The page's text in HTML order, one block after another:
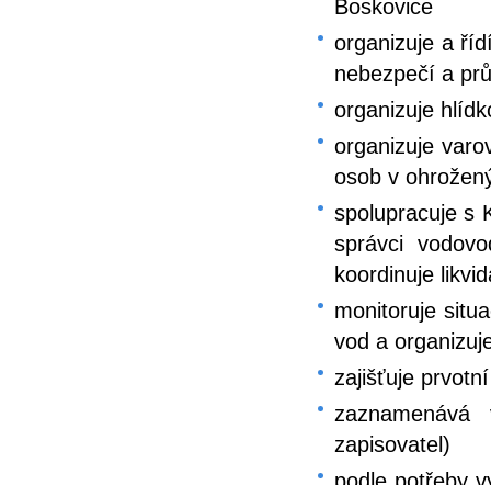
Boskovice
organizuje a
nebezpečí a
organizuje
organizuje
osob v
spolupracuje s
správci
koordinuje
monitoruje
vod a
zajišťuje
zapisovatel)